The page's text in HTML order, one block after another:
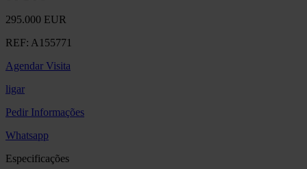
295.000 EUR
REF: A155771
Agendar Visita
ligar
Pedir Informações
Whatsapp
Especificações